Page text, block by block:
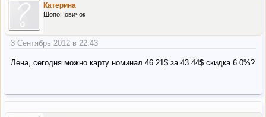
Катерина
ШопоНовичок
3 Сентябрь 2012 в 22:43
Лена, сегодня можно карту номинал 46.21$ за 43.44$ скидка 6.0%?